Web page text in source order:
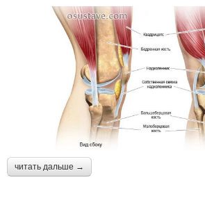
читать дальше →